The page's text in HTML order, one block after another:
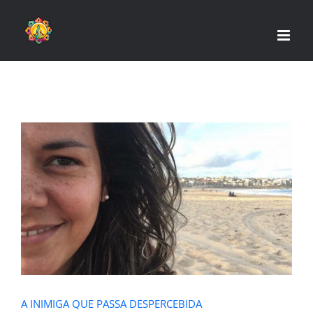
A INIMIGA QUE PASSA
DESPERCEBIDA
A INIMIGA QUE PASSA DESPERCEBIDA